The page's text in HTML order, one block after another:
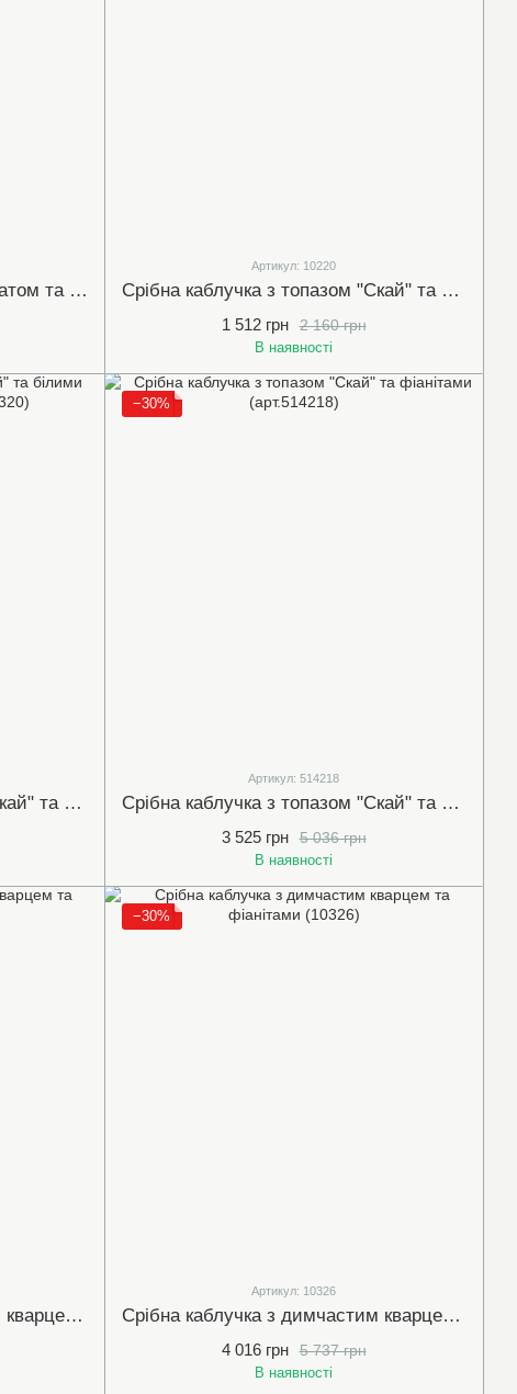
Срібна каблучка з зеленим агатом та фіанітами (арт.10012)
Артикул: 10220
Срібна каблучка з топазом "Скай" та білими (прозорими) фіанітами (10220)
2 160 грн
1 512 грн
В наявності
Срібна каблучка з топазом "Скай" та білими (прозорими) фіанітами (10320)
−30%
Артикул: 514218
Срібна каблучка з топазом "Скай" та фіанітами (арт.514218)
5 036 грн
3 525 грн
В наявності
Срібна каблучка з димчастим кварцем та фіанітами (арт.10032)
−30%
Артикул: 10326
Срібна каблучка з димчастим кварцем та фіанітами (10326)
5 737 грн
4 016 грн
В наявності